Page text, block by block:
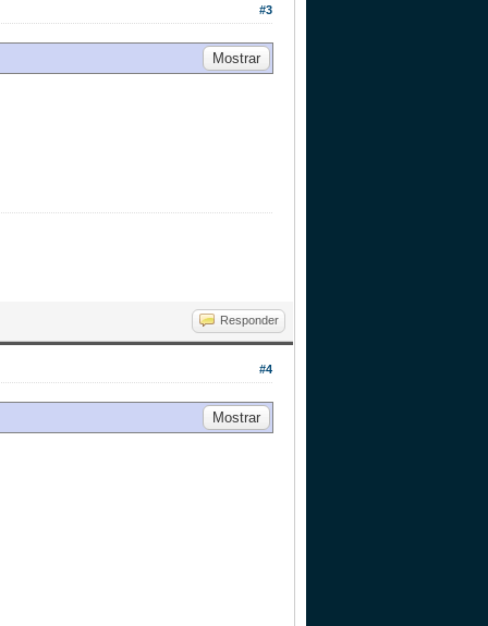
#3
Responder
#4